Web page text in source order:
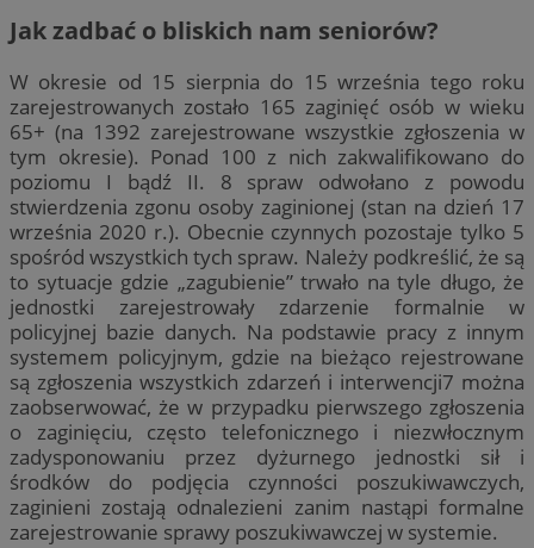
Jak zadbać o bliskich nam seniorów?
W okresie od 15 sierpnia do 15 września tego roku
zarejestrowanych zostało 165 zaginięć osób w wieku
65+ (na 1392 zarejestrowane wszystkie zgłoszenia w
tym okresie). Ponad 100 z nich zakwalifikowano do
poziomu I bądź II. 8 spraw odwołano z powodu
stwierdzenia zgonu osoby zaginionej (stan na dzień 17
września 2020 r.). Obecnie czynnych pozostaje tylko 5
spośród wszystkich tych spraw. Należy podkreślić, że są
to sytuacje gdzie „zagubienie” trwało na tyle długo, że
jednostki zarejestrowały zdarzenie formalnie w
policyjnej bazie danych. Na podstawie pracy z innym
systemem policyjnym, gdzie na bieżąco rejestrowane
są zgłoszenia wszystkich zdarzeń i interwencji7 można
zaobserwować, że w przypadku pierwszego zgłoszenia
o zaginięciu, często telefonicznego i niezwłocznym
zadysponowaniu przez dyżurnego jednostki sił i
środków do podjęcia czynności poszukiwawczych,
zaginieni zostają odnalezieni zanim nastąpi formalne
zarejestrowanie sprawy poszukiwawczej w systemie.